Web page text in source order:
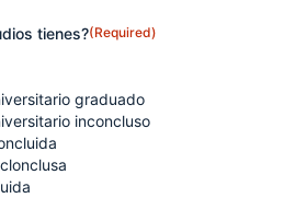
tienes?(Required)
graduado
inconcluso